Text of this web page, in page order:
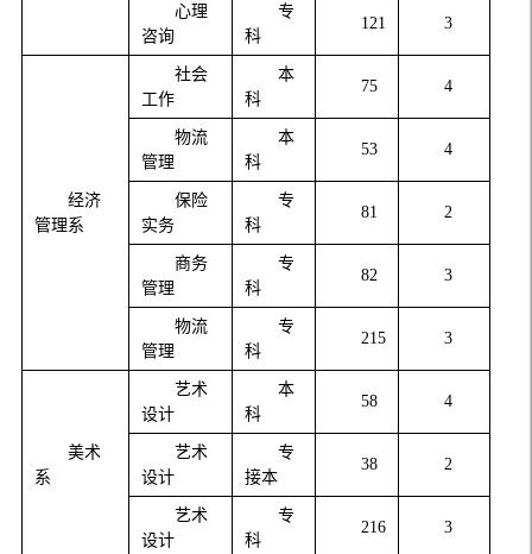
心理
咨询
专
科
121 3
经济
管理系
社会
工作
本
科
75 4
物流
管理
本
科
53 4
保险
实务
专
科
81 2
商务
管理
专
科
82 3
物流
管理
专
科
215 3
美术
系
艺术
设计
本
科
58 4
艺术
设计
专
接本
38 2
艺术
设计
专
科
216 3